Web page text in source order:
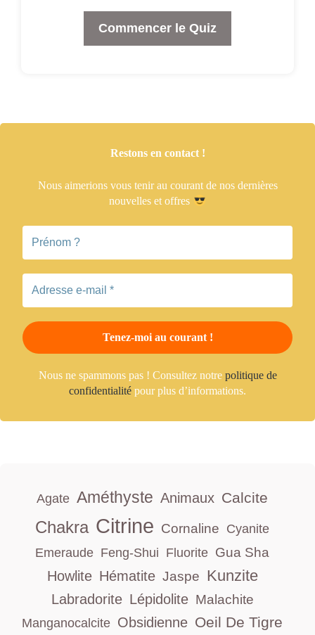
Commencer le Quiz
Restons en contact !
Nous aimerions vous tenir au courant de nos dernières
nouvelles et offres
Nous ne spammons pas ! Consultez notre politique de
confidentialité pour plus d’informations.
Agate Améthyste Animaux Calcite
Chakra Citrine Cornaline Cyanite
Emeraude Feng-Shui Fluorite Gua Sha
Howlite Hématite Jaspe Kunzite
Labradorite Lépidolite Malachite
Manganocalcite Obsidienne Oeil De Tigre